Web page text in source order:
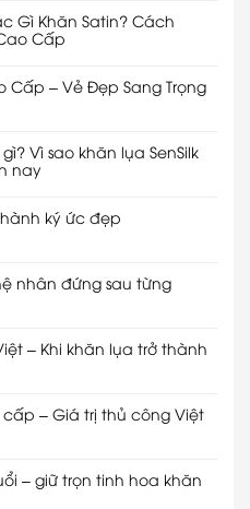
Gì Khăn Satin? Cách
Cấp
Cấp – Vẻ Đẹp Sang Trọng
Vì sao khăn lụa SenSilk
nay
ký ức đẹp
nhân đứng sau từng
– Khi khăn lụa trở thành
– Giá trị thủ công Việt
– giữ trọn tinh hoa khăn